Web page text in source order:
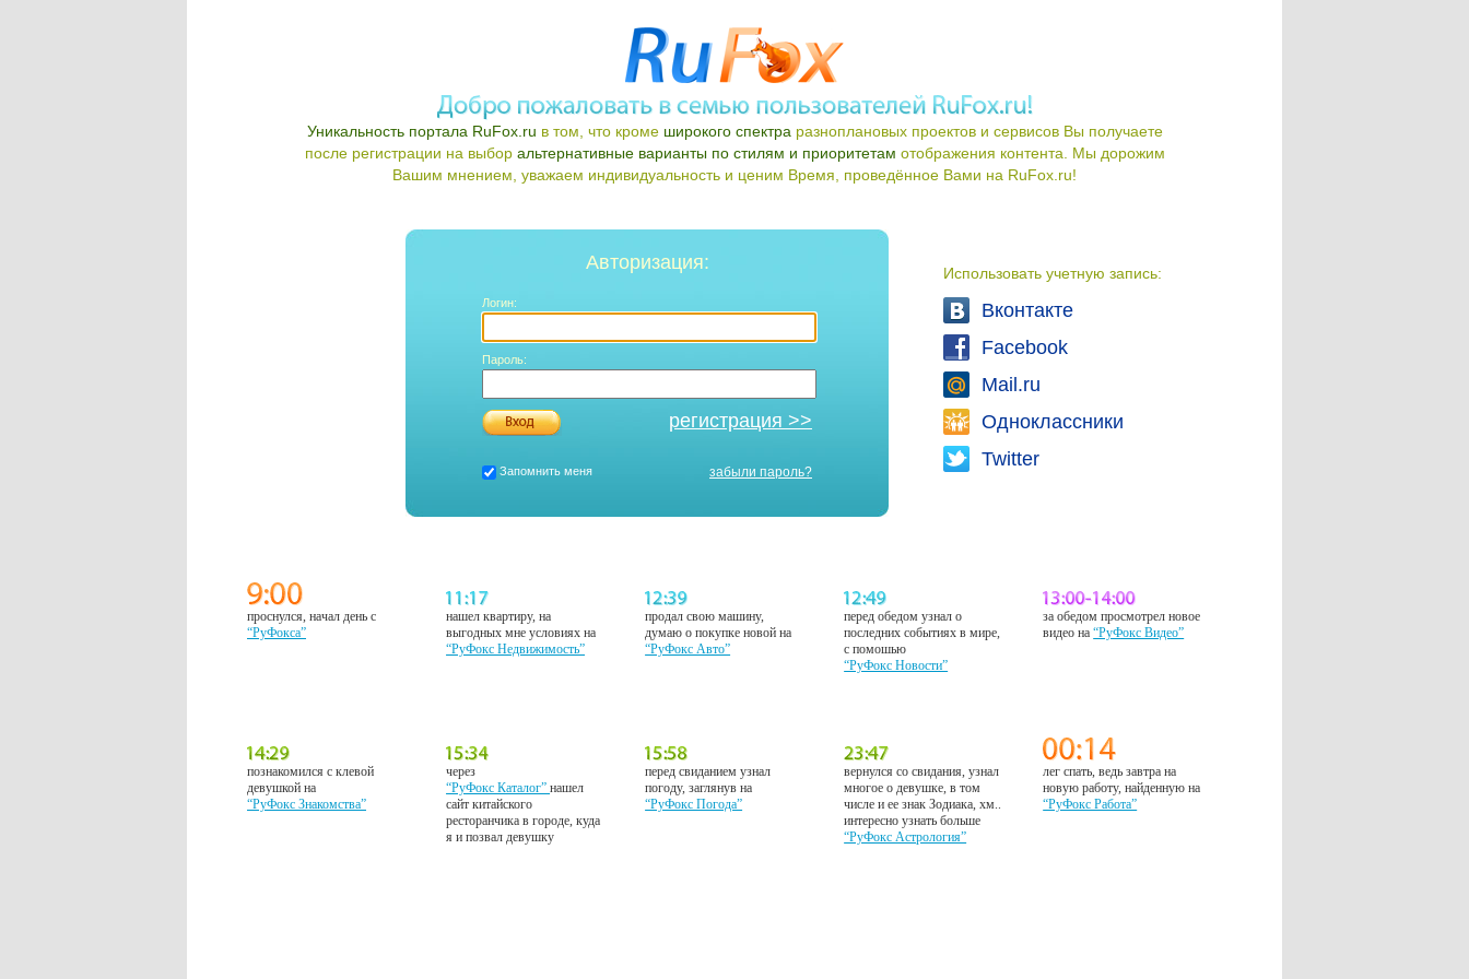
Уникальность портала RuFox.ru в том, что кроме широкого спектра разноплановых проектов и сервисов Вы получаете
после регистрации на выбор альтернативные варианты по стилям и приоритетам отображения контента. Мы дорожим
Вашим мнением, уважаем индивидуальность и ценим Время, проведённое Вами на RuFox.ru!
Использовать учетную запись:
Вконтакте
Facebook
Mail.ru
Одноклассники
Twitter
Авторизация:
Логин:
Пароль:
регистрация >>
Запомнить меня забыли пароль?
проснулся, начал день с
“РуФокса”
нашел квартиру, на
выгодных мне условиях на
“РуФокс Недвижимость”
продал свою машину,
думаю о покупке новой на
“РуФокс Авто”
перед обедом узнал о
последних событиях в мире,
с помошью
“РуФокс Новости”
за обедом просмотрел новое
видео на“РуФокс Видео”
познакомился с клевой
девушкой на
“РуФокс Знакомства”
через
“РуФокс Каталог”нашел
сайт китайского
ресторанчика в городе, куда
я и позвал девушку
перед свиданием узнал
погоду, заглянув на
“РуФокс Погода”
вернулся со свидания, узнал
многое о девушке, в том
числе и ее знак Зодиака, хм..
интересно узнать больше
“РуФокс Астрология”
лег спать, ведь завтра на
новую работу, найденную на
“РуФокс Работа”